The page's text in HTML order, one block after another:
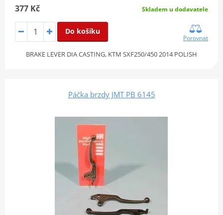
377 Kč Skladem u dodavatele
Do košíku
Porovnat
BRAKE LEVER DIA CASTING, KTM SXF250/450 2014 POLISH
Páčka brzdy JMT PB 6145